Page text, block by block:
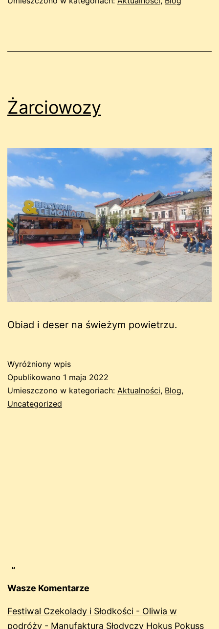
Żarciowozy
Obiad i deser na świeżym powietrzu.
Wyróżniony wpis
Opublikowano 1 maja 2022
Umieszczono w kategoriach: Aktualności, Blog,
Uncategorized
Wasze Komentarze
Festiwal Czekolady i Słodkości - Oliwia w
podróży - Manufaktura Słodyczy Hokus Pokuss